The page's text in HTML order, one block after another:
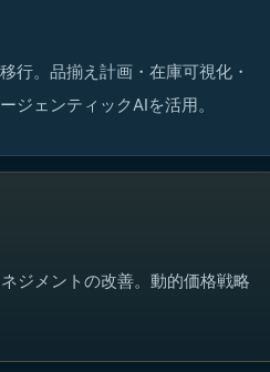
行。品揃え計画・在庫可視化・
ジェンティックAIを活用。
ジメントの改善。動的価格戦略